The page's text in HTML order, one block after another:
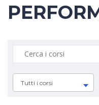
Tutti i corsi